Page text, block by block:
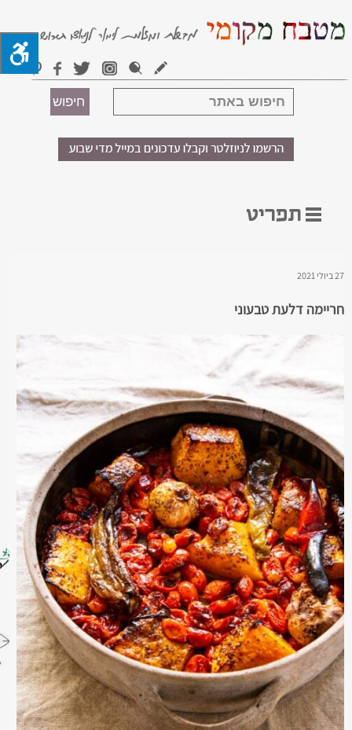
27 ביולי 2021
חריימה דלעת טבעוני